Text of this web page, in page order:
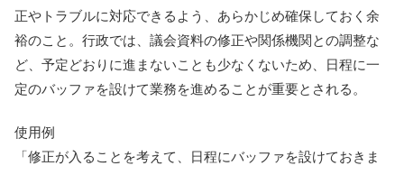
正やトラブルに対応できるよう、あらかじめ確保しておく余
裕のこと。行政では、議会資料の修正や関係機関との調整な
ど、予定どおりに進まないことも少なくないため、日程に一
定のバッファを設けて業務を進めることが重要とされる。
使用例
「修正が入ることを考えて、日程にバッファを設けておきま